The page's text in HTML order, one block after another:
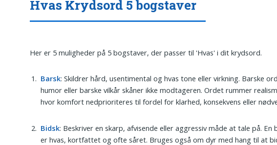
Hvas Krydsord 5 bogstaver
Her er 5 muligheder på 5 bogstaver, der passer til 'Hvas' i dit krydsord.
Barsk: Skildrer hård, usentimental og hvas tone eller virkning. Barske
humor eller barske vilkår skåner ikke modtageren. Ordet rummer
hvor komfort nedprioriteres til fordel for klarhed, konsekvens eller
Bidsk: Beskriver en skarp, afvisende eller aggressiv måde at tale på. En
er hvas, kortfattet og ofte såret. Bruges også om dyr med hang til at